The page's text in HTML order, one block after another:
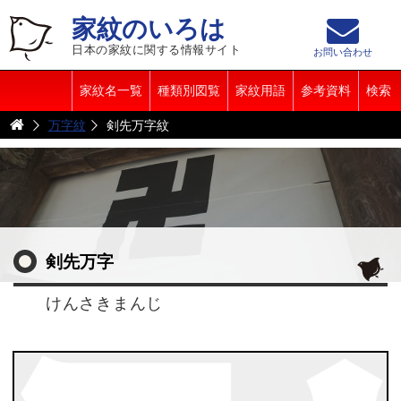
家紋のいろは
日本の家紋に関する情報サイト
家紋名一覧 種類別図覧 家紋用語 参考資料 検索
お問い合わせ
万字紋 剣先万字紋
剣先万字
けんさきまんじ